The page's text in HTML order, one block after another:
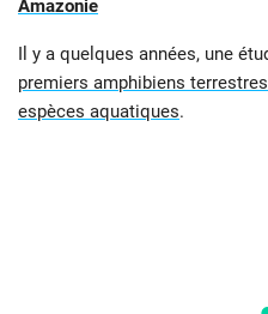
Amazonie
Il y a quelques années, une
premiers amphibiens
espèces aquatiques.